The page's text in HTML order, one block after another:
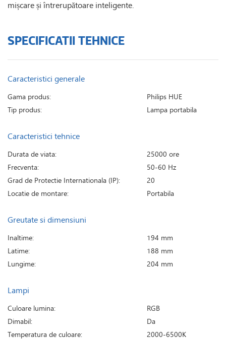
mișcare și întrerupătoare inteligente.
SPECIFICATII TEHNICE
Caracteristici generale
Gama produs:
Philips HUE
Tip produs:
Lampa portabila
Caracteristici tehnice
Durata de viata:
25000 ore
Frecventa:
50-60 Hz
Grad de Protectie Internationala (IP):
20
Locatie de montare:
Portabila
Greutate si dimensiuni
Inaltime:
194 mm
Latime:
188 mm
Lungime:
204 mm
Lampi
Culoare lumina:
RGB
Dimabil:
Da
Temperatura de culoare:
2000-6500K